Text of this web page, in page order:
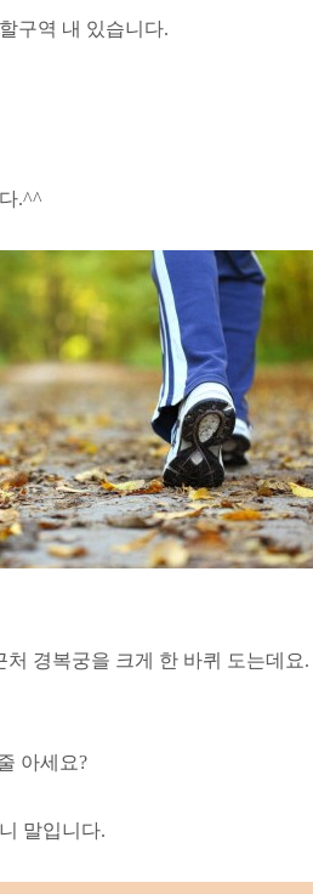
구역 내 있습니다.
.^^
경복궁을 크게 한 바퀴 도는데요.
아세요?
말입니다.